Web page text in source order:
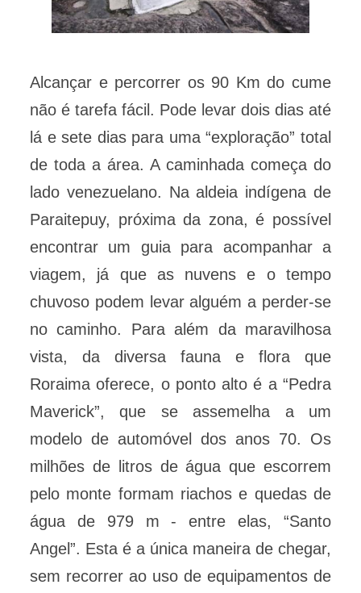
Alcançar e percorrer os 90 Km do cume
não é tarefa fácil. Pode levar dois dias até
lá e sete dias para uma “exploração” total
de toda a área. A caminhada começa do
lado venezuelano. Na aldeia indígena de
Paraitepuy, próxima da zona, é possível
encontrar um guia para acompanhar a
viagem, já que as nuvens e o tempo
chuvoso podem levar alguém a perder-se
no caminho. Para além da maravilhosa
vista, da diversa fauna e flora que
Roraima oferece, o ponto alto é a “Pedra
Maverick”, que se assemelha a um
modelo de automóvel dos anos 70. Os
milhões de litros de água que escorrem
pelo monte formam riachos e quedas de
água de 979 m - entre elas, “Santo
Angel”. Esta é a única maneira de chegar,
sem recorrer ao uso de equipamentos de